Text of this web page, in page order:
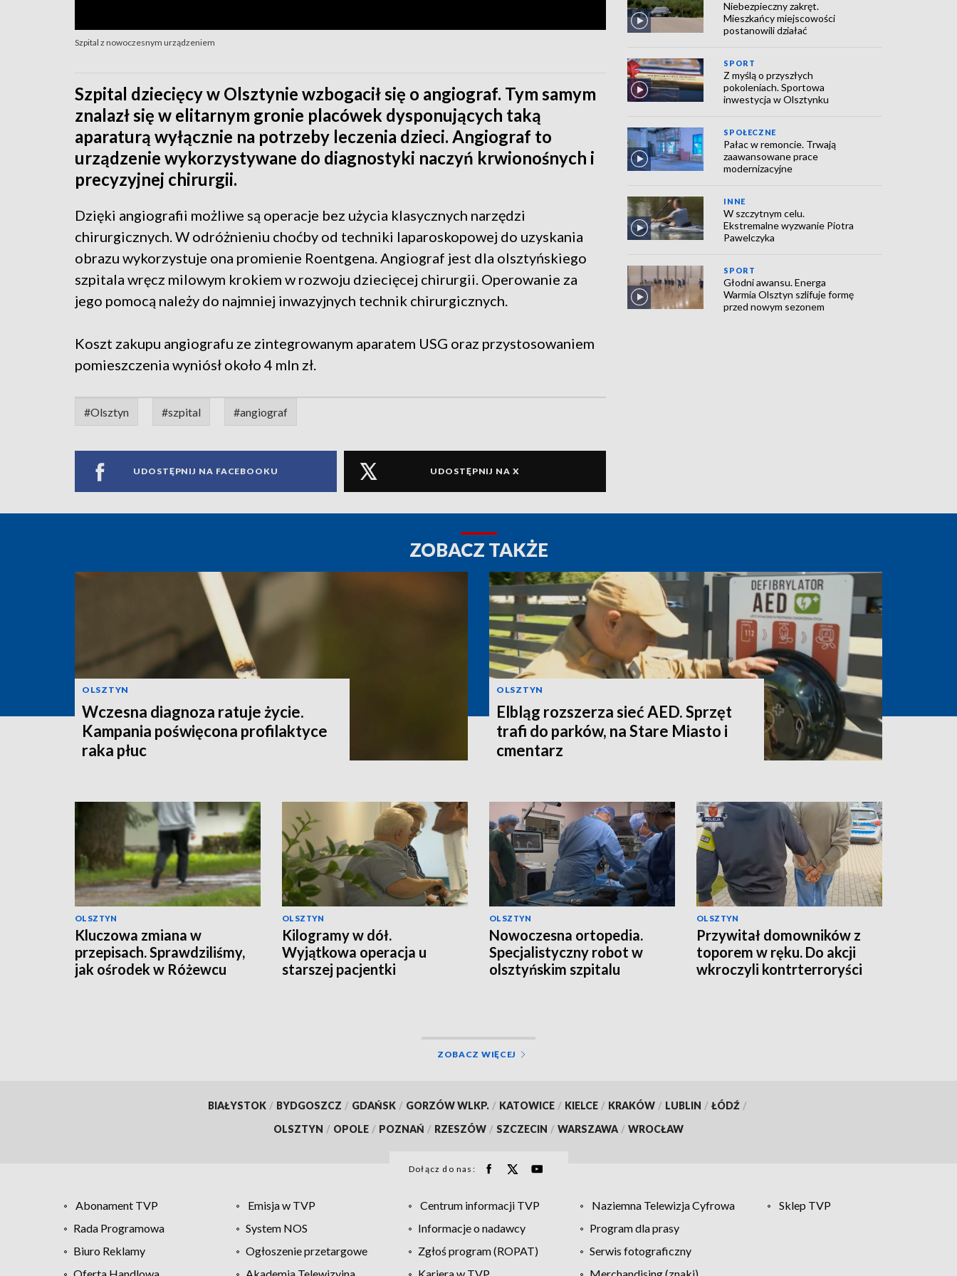
Szpital z nowoczesnym urządzeniem
Szpital dziecięcy w Olsztynie wzbogacił się o angiograf. Tym samym
znalazł się w elitarnym gronie placówek dysponujących taką
aparaturą wyłącznie na potrzeby leczenia dzieci. Angiograf to
urządzenie wykorzystywane do diagnostyki naczyń krwionośnych i
precyzyjnej chirurgii.
Dzięki angiografii możliwe są operacje bez użycia klasycznych narzędzi
chirurgicznych. W odróżnieniu choćby od techniki laparoskopowej do uzyskania
obrazu wykorzystuje ona promienie Roentgena. Angiograf jest dla olsztyńskiego
szpitala wręcz milowym krokiem w rozwoju dziecięcej chirurgii. Operowanie za
jego pomocą należy do najmniej inwazyjnych technik chirurgicznych.
Koszt zakupu angiografu ze zintegrowanym aparatem USG oraz przystosowaniem
pomieszczenia wyniósł około 4 mln zł.
#Olsztyn #szpital #angiograf
UDOSTĘPNIJ NA FACEBOOKU UDOSTĘPNIJ NA X
Niebezpieczny zakręt.
Mieszkańcy miejscowości
postanowili działać
SPORT
Z myślą o przyszłych
pokoleniach. Sportowa
inwestycja w Olsztynku
SPOŁECZNE
Pałac w remoncie. Trwają
zaawansowane prace
modernizacyjne
INNE
W szczytnym celu.
Ekstremalne wyzwanie Piotra
Pawelczyka
SPORT
Głodni awansu. Energa
Warmia Olsztyn szlifuje formę
przed nowym sezonem
ZOBACZ TAKŻE
OLSZTYN
Wczesna diagnoza ratuje życie.
Kampania poświęcona profilaktyce
raka płuc
OLSZTYN
Elbląg rozszerza sieć AED. Sprzęt
trafi do parków, na Stare Miasto i
cmentarz
OLSZTYN
Kluczowa zmiana w
przepisach. Sprawdziliśmy,
jak ośrodek w Różewcu
OLSZTYN
Kilogramy w dół.
Wyjątkowa operacja u
starszej pacjentki
OLSZTYN
Nowoczesna ortopedia.
Specjalistyczny robot w
olsztyńskim szpitalu
OLSZTYN
Przywitał domowników z
toporem w ręku. Do akcji
wkroczyli kontrterroryści
ZOBACZ WIĘCEJ
BIAŁYSTOK / BYDGOSZCZ / GDAŃSK / GORZÓW WLKP. / KATOWICE / KIELCE / KRAKÓW / LUBLIN / ŁÓDŹ /
OLSZTYN / OPOLE / POZNAŃ / RZESZÓW / SZCZECIN / WARSZAWA / WROCŁAW
Dołącz do nas:
Abonament TVP Emisja w TVP Centrum informacji TVP Naziemna Telewizja Cyfrowa
Sklep TVP
Rada Programowa
System NOS Informacje o nadawcy
Program dla prasy
Biuro Reklamy
Ogłoszenie przetargowe Zgłoś program (ROPAT)
Serwis fotograficzny